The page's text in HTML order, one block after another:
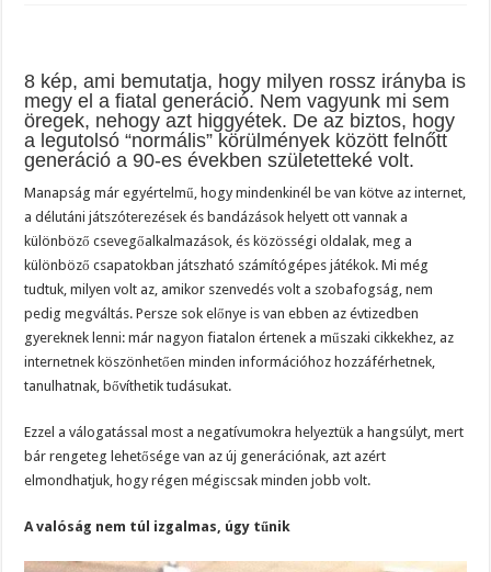
8 kép, ami bemutatja, hogy milyen rossz irányba is
megy el a fiatal generáció. Nem vagyunk mi sem
öregek, nehogy azt higgyétek. De az biztos, hogy
a legutolsó “normális” körülmények között felnőtt
generáció a 90-es években születetteké volt.
Manapság már egyértelmű, hogy mindenkinél be van kötve az internet,
a délutáni játszóterezések és bandázások helyett ott vannak a
különböző csevegőalkalmazások, és közösségi oldalak, meg a
különböző csapatokban játszható számítógépes játékok. Mi még
tudtuk, milyen volt az, amikor szenvedés volt a szobafogság, nem
pedig megváltás. Persze sok előnye is van ebben az évtizedben
gyereknek lenni: már nagyon fiatalon értenek a műszaki cikkekhez, az
internetnek köszönhetően minden információhoz hozzáférhetnek,
tanulhatnak, bővíthetik tudásukat.
Ezzel a válogatással most a negatívumokra helyeztük a hangsúlyt, mert
bár rengeteg lehetősége van az új generációnak, azt azért
elmondhatjuk, hogy régen mégiscsak minden jobb volt.
A valóság nem túl izgalmas, úgy tűnik